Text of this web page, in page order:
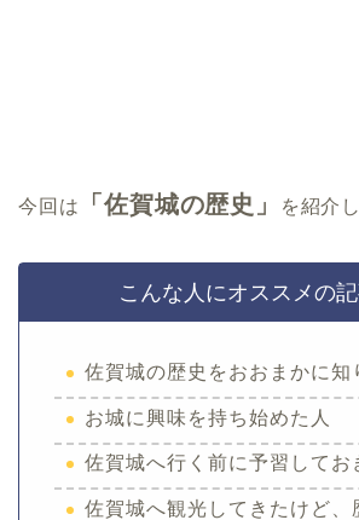
今回は 「佐賀城の歴史」 を紹介
こんな人にオススメの
佐賀城の歴史をおおまかに知
お城に興味を持ち始めた人
佐賀城へ行く前に予習してお
佐賀城へ観光してきたけど、